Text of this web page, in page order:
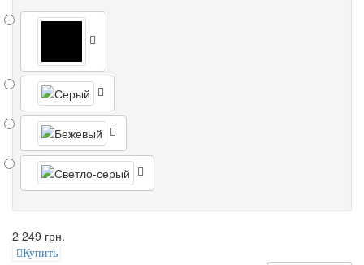
2 249 грн.
Купить